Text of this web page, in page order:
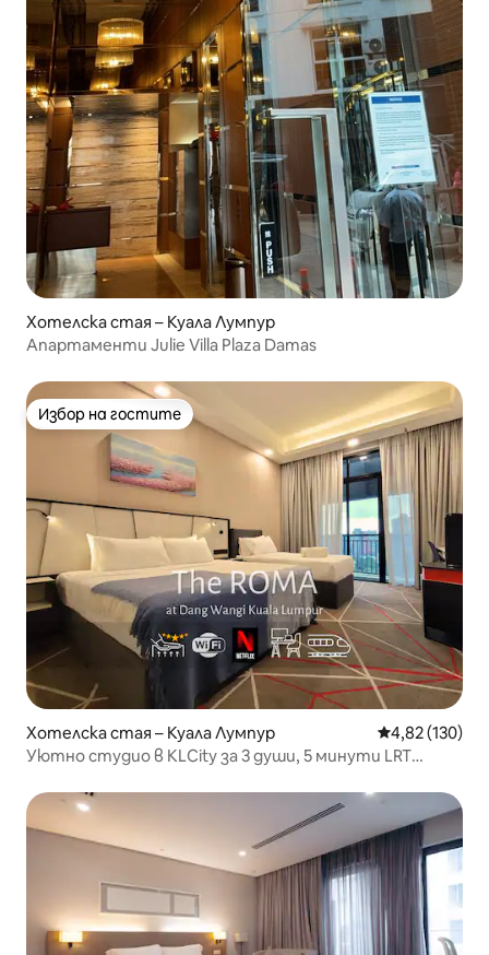
Хотелска стая – Куала Лумпур
Апартаменти Julie Villa Plaza Damas
Избор на гостите
Избор на гостите
Хотелска стая – Куала Лумпур Средна
4,82 (130)
Уютно студио в KLCity за 3 души, 5 минути LRT